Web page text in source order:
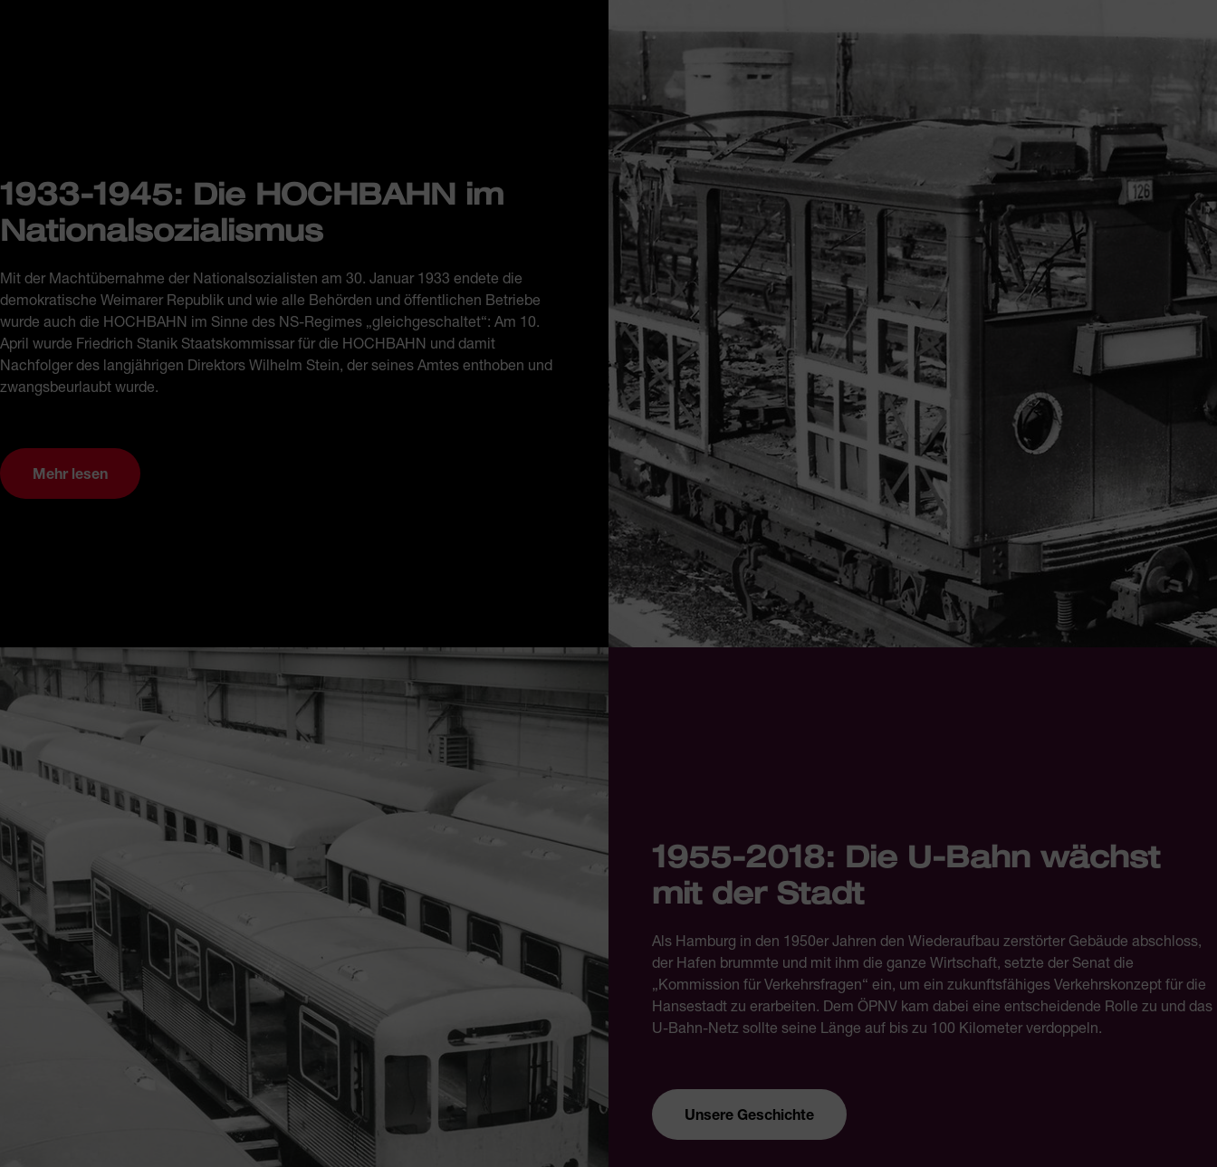
1933-1945: Die HOCHBAHN im
Nationalsozialismus
Mit der Machtübernahme der Nationalsozialisten am 30. Januar 1933 endete die
demokratische Weimarer Republik und wie alle Behörden und öffentlichen Betriebe
wurde auch die HOCHBAHN im Sinne des NS-Regimes „gleichgeschaltet“: Am 10.
April wurde Friedrich Stanik Staatskommissar für die HOCHBAHN und damit
Nachfolger des langjährigen Direktors Wilhelm Stein, der seines Amtes enthoben und
zwangsbeurlaubt wurde.
Mehr lesen
1955-2018: Die U-Bahn wächst
mit der Stadt
Als Hamburg in den 1950er Jahren den Wiederaufbau zerstörter Gebäude abschloss,
der Hafen brummte und mit ihm die ganze Wirtschaft, setzte der Senat die
„Kommission für Verkehrsfragen“ ein, um ein zukunftsfähiges Verkehrskonzept für die
Hansestadt zu erarbeiten. Dem ÖPNV kam dabei eine entscheidende Rolle zu und das
U-Bahn-Netz sollte seine Länge auf bis zu 100 Kilometer verdoppeln.
Unsere Geschichte